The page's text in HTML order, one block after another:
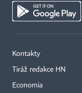
Kontakty
Tiráž redakce HN
Economia